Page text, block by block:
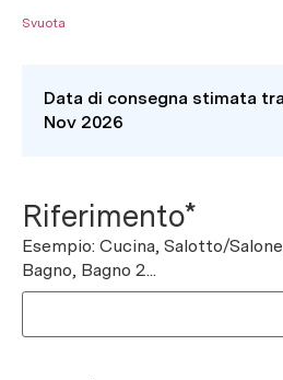
Svuota
Data di consegna stimata
Nov 2026
Riferimento*
Esempio: Cucina, Salotto/
Bagno, Bagno 2...